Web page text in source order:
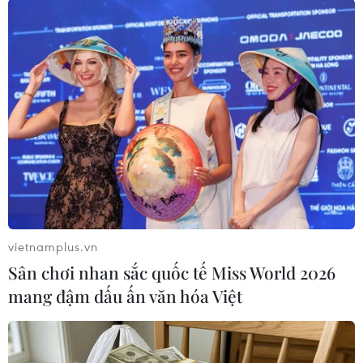
#nhân viên cứu trợ #thiệt mạng
#các cuộc xung đột
#xung đột Israel-Hamas
#bạo lực tại Sudan
Israel
Nam Sudan Palestine Sudan
Theo dõi VietnamPlus
vietnamplus.vn
Sân chơi nhan sắc quốc tế Miss World 2026
mang đậm dấu ấn văn hóa Việt